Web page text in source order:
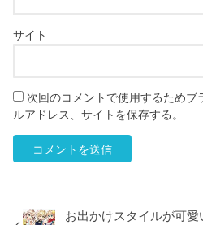
サイト
次回のコメントで使用するためブ
ルアドレス、サイトを保存する。
お出かけスタイルが可